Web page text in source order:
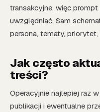
transakcyjne, więc
uwzględniać. Sam
persona, tematy, priorytet,
Jak często
treści?
Operacyjnie najlepiej raz
publikacji i ewentualne